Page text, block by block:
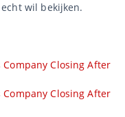
wil bekijken.
Company Closing After
Company Closing After